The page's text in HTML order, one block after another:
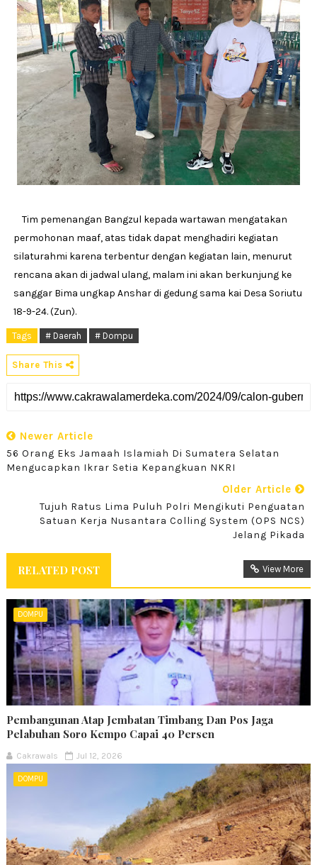
Tim pemenangan Bangzul kepada wartawan mengatakan
permohonan maaf, atas tidak dapat menghadiri kegiatan
silaturahmi karena terbentur dengan kegiatan lain, menurut
rencana akan di jadwal ulang, malam ini akan berkunjung ke
sanggar Bima ungkap Anshar di gedung sama kai Desa Soriutu
18-9-24. (Zun).
Tags # Daerah # Dompu
Share This
Newer Article
56 Orang Eks Jamaah Islamiah Di Sumatera Selatan
Mengucapkan Ikrar Setia Kepangkuan NKRI
Older Article
Tujuh Ratus Lima Puluh Polri Mengikuti Penguatan
Satuan Kerja Nusantara Colling System (OPS NCS)
Jelang Pikada
RELATED POST View More
DOMPU
Pembangunan Atap Jembatan Timbang Dan Pos Jaga
Pelabuhan Soro Kempo Capai 40 Persen
Cakrawals Jul 12, 2026
DOMPU